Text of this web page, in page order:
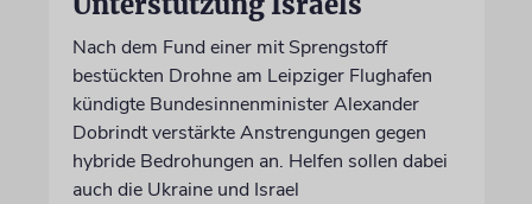
Nach dem Fund einer mit Sprengstoff
bestückten Drohne am Leipziger Flughafen
kündigte Bundesinnenminister Alexander
Dobrindt verstärkte Anstrengungen gegen
hybride Bedrohungen an. Helfen sollen dabei
auch die Ukraine und Israel